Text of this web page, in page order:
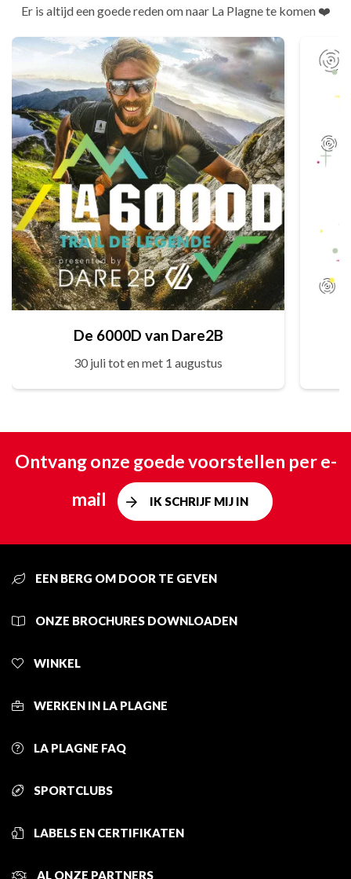
Er is altijd een goede reden om naar La Plagne te komen ❤️
De 6000D van Dare2B
30 juli tot en met 1 augustus
Ontvang onze goede voorstellen per e-
mail
IK SCHRIJF MIJ IN
EEN BERG OM DOOR TE GEVEN
ONZE BROCHURES DOWNLOADEN
WINKEL
WERKEN IN LA PLAGNE
LA PLAGNE FAQ
SPORTCLUBS
LABELS EN CERTIFIKATEN
AL ONZE PARTNERS